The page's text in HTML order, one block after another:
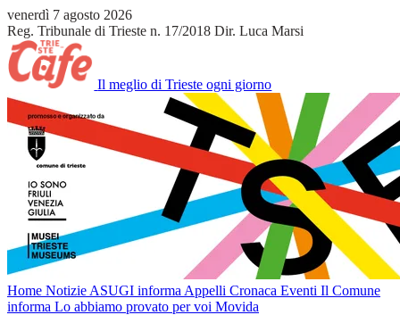
venerdì 7 agosto 2026
Reg. Tribunale di Trieste n. 17/2018 Dir. Luca Marsi
Il meglio di Trieste ogni giorno
Home Notizie ASUGI informa Appelli Cronaca Eventi Il Comune
informa Lo abbiamo provato per voi Movida